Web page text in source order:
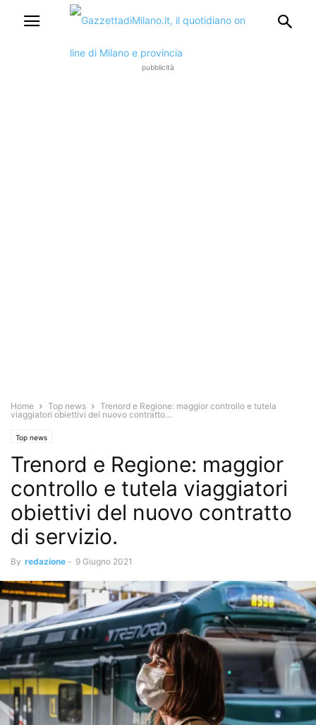
pubblicità
Home Top news
Trenord e Regione: maggior controllo e tutela
viaggiatori obiettivi del nuovo contratto...
Top news
Trenord e Regione: maggior
controllo e tutela viaggiatori
obiettivi del nuovo contratto
di servizio.
By redazione - 9 Giugno 2021